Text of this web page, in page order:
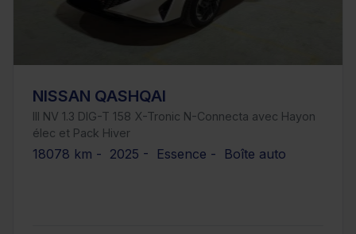
NISSAN QASHQAI
III NV 1.3 DIG-T 158 X-Tronic N-Connecta avec Hayon
élec et Pack Hiver
18078 km - 2025 - Essence - Boîte auto